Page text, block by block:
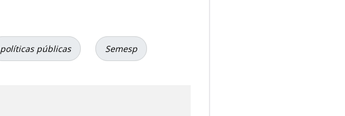
políticas públicas Semesp